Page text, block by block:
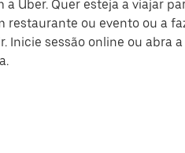
Uber. Quer esteja a viajar
ou evento ou a
Inicie sessão online ou abra